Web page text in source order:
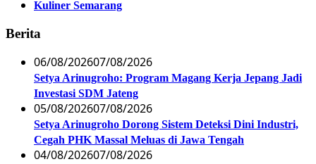
Kuliner Semarang
Berita
06/08/202607/08/2026
Setya Arinugroho: Program Magang Kerja Jepang Jadi
Investasi SDM Jateng
05/08/202607/08/2026
Setya Arinugroho Dorong Sistem Deteksi Dini Industri,
Cegah PHK Massal Meluas di Jawa Tengah
04/08/202607/08/2026